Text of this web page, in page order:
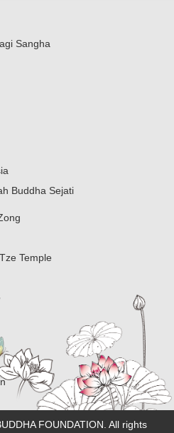
Sangha
Buddha Sejati
Temple
FOUNDATION. All rights